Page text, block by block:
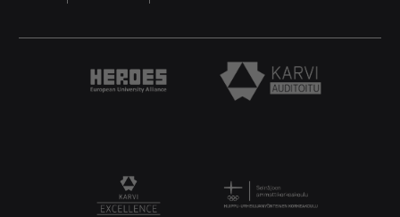
Heroes European University Alliance logo
Karvi Auditoitu logo
KARVI Excellence logo.Logo